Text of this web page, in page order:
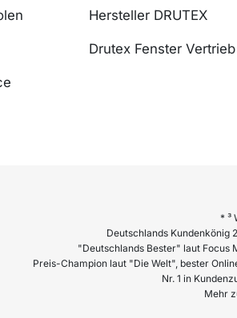
Hersteller DRUTEX
Drutex Fenster Vertrieb
* ³
Deutschlands Kundenkönig
"Deutschlands Bester" laut Focus
Preis-Champion laut "Die Welt", bester
Nr. 1 in
Mehr